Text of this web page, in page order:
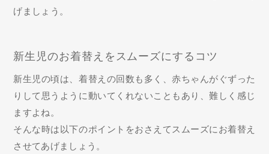
げましょう。
新生児のお着替えをスムーズにするコツ
新生児の頃は、着替えの回数も多く、赤ちゃんがぐずった
りして思うように動いてくれないこともあり、難しく感じ
ますよね。
そんな時は以下のポイントをおさえてスムーズにお着替え
させてあげましょう。